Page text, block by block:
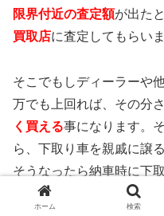
限界付近の査定額が出た
買取店に査定してもらいま
そこでもしディーラーや
万でも上回れば、その分
く買える事になります。
ら、下取り車を親戚に譲
そうなったら納車時に下
してもらえませんか？」
ホーム 検索